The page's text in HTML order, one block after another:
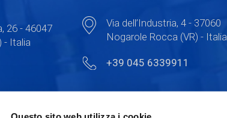
26 - 46047
- Italia
Via dell’Industria, 4 - 37060
Nogarole Rocca (VR) - Italia
+39 045 6339911